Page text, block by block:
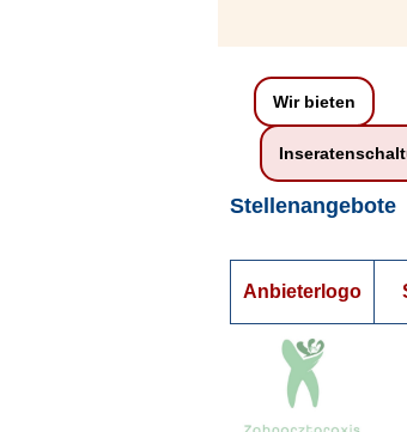
Wir bieten
Stellenangebote
Anbieterlogo